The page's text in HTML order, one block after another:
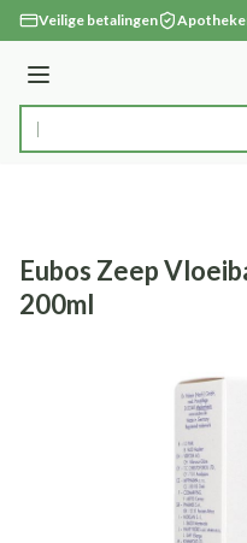
Ga naar de inhoud
Veilige betalingen
Menu
Product, merk, categorie...
Eubos Zeep
200ml